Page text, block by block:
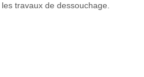
travaux de dessouchage.